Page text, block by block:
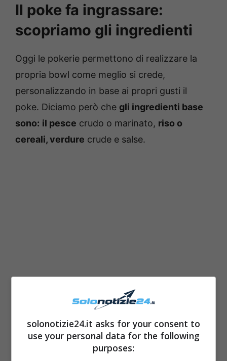
Il poke fa ingrassare:
scopriamo gli ingredienti
Oggi le pokerie permettono di realizzare la
propria bowl come meglio si crede,
personalizzando in base ai propri gusti il
poke. Diciamo però che gli ingredienti base
sono: il pesce crudo o marinato, riso o
cereali, verdure crude e salse.
La bowl rappresenta un vero e proprio piatto
completo , perché contiene
proteicoche è il pesce che ha conferisce
molti nutrienti. Il riso invece rappresenta l
solonotizie24.it asks for your consent to
use your personal data for the following
purposes: